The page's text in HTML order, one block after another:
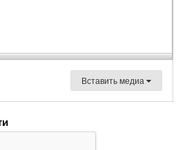
Вставить медиа